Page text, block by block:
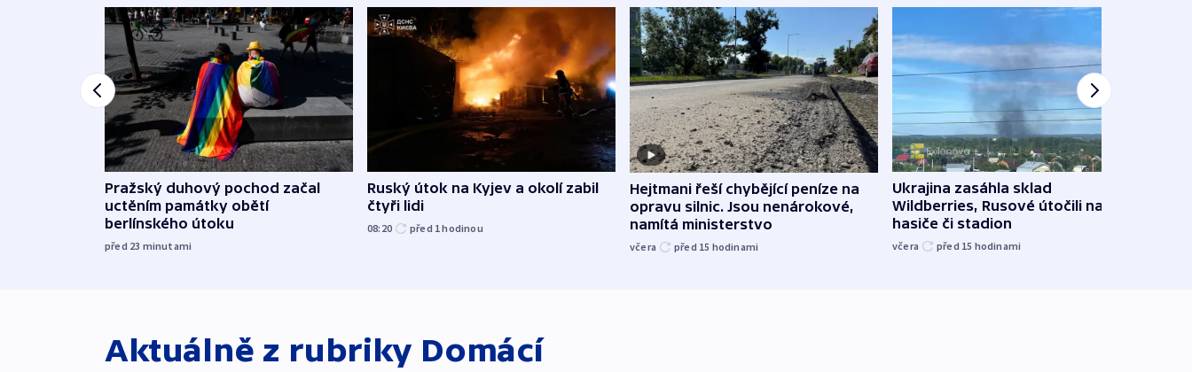
Pražský duhový pochod začal
uctěním památky obětí
berlínského útoku
před 23 minutami
Ruský útok na Kyjev a okolí zabil
čtyři lidi
08:20 před 1hodinou
Hejtmani řeší chybějící peníze na
opravu silnic. Jsou nenárokové,
namítá ministerstvo
včera před 15 hodinami
Ukrajina zasáhla sklad
Wildberries, Rusové útočili na trh,
hasiče či stadion
včera před 15 hodinami
Aktuálně z rubriky Domácí